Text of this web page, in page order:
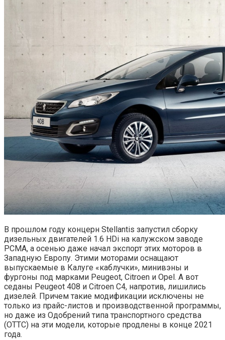
В прошлом году концерн Stellantis запустил сборку
дизельных двигателей 1.6 HDi на калужском заводе
PCMA, а осенью даже начал экспорт этих моторов в
Западную Европу. Этими моторами оснащают
выпускаемые в Калуге «каблучки», минивэны и
фургоны под марками Peugeot, Citroen и Opel. А вот
седаны Peugeot 408 и Citroen C4, напротив, лишились
дизелей. Причем такие модификации исключены не
только из прайс-листов и производственной программы,
но даже из Одобрений типа транспортного средства
(ОТТС) на эти модели, которые продлены в конце 2021
года.